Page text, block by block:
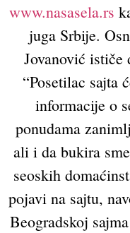
www.nasasela.rs
juga Srbije.
Jovanović ističe
“Posetilac sajta
informacije o
ponudama
ali i da bukira
seoskih
pojavi na sajtu,
Beogradskoj